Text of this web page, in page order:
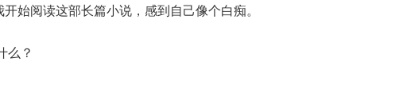
始阅读这部长篇小说，感到自己像个白痴。
么？